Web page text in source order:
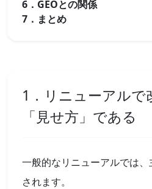
6．GEOとの関係
7．まとめ
1．リニューアルで
「見せ方」である
一般的なリニューアルでは
されます。